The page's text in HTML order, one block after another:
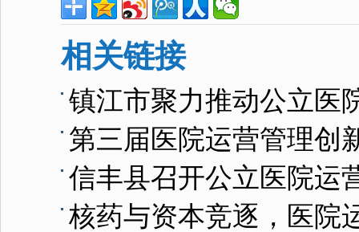
相关链接
镇江市聚力推动公立医
第三届医院运营管理创
信丰县召开公立医院运
核药与资本竞逐，医院